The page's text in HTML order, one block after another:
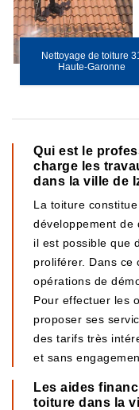
Nettoyage de toiture
Haute-Garonne
Qui est le
charge les
dans la ville de
La toiture
développement de
il est possible que
proliférer. Dans ce
opérations de
Pour effectuer les
proposer ses
des tarifs très
et sans
Les aides
toiture dans la